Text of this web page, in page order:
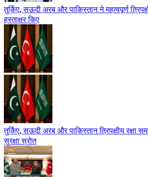
तुर्किए, सऊदी अरब और पाकिस्तान ने महत्वपूर्ण
हस्ताक्षर किए
तुर्किए, सऊदी अरब और पाकिस्तान त्रिपक्षीय रक्षा
सुरक्षा स्रोत